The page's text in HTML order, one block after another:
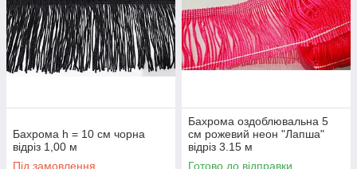
Бахрома h = 10 см чорна
відріз 1,00 м
Під замовлення
Бахрома оздоблювальна 5
см рожевий неон "Лапша"
відріз 3.15 м
Готово до відправки